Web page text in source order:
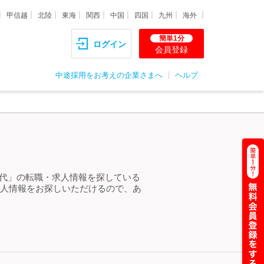
甲信越 北陸 東海 関西 中国 四国 九州 海外
ログイン
簡単1分
会員登録
中途採用をお考えの企業さまへ ヘルプ
」の転職・求人情報を探している
情報をお探しいただけるので、あ